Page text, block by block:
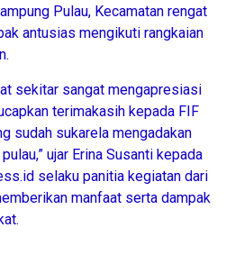
Pulau, Kecamatan rengat
antusias mengikuti rangkaian
sekitar sangat mengapresiasi
terimakasih kepada FIF
sudah sukarela mengadakan
ujar Erina Susanti kepada
selaku panitia kegiatan dari
manfaat serta dampak